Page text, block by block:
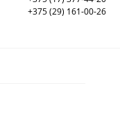
+375 (29) 161-00-26